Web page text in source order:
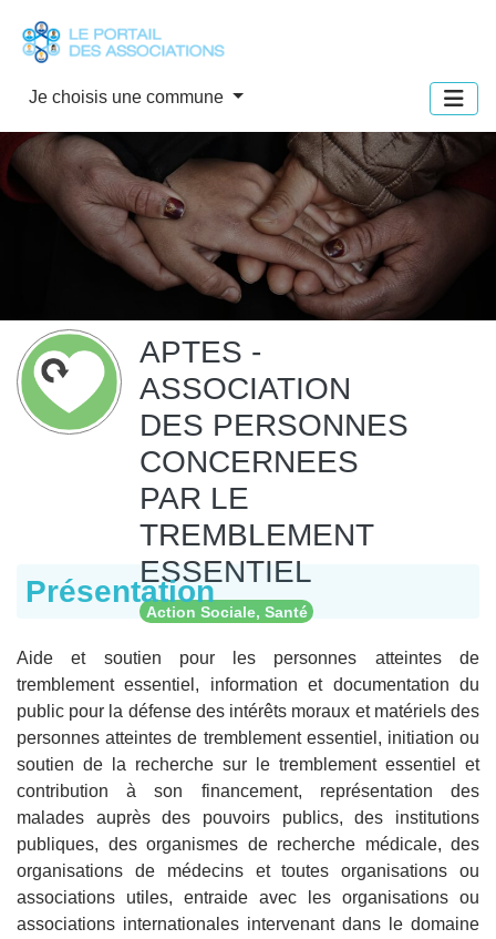
Je choisis une commune
APTES -
ASSOCIATION
DES PERSONNES
CONCERNEES
PAR LE
TREMBLEMENT
ESSENTIEL
Action Sociale, Santé
Présentation
Aide et soutien pour les personnes atteintes de
tremblement essentiel, information et documentation du
public pour la défense des intérêts moraux et matériels des
personnes atteintes de tremblement essentiel, initiation ou
soutien de la recherche sur le tremblement essentiel et
contribution à son financement, représentation des
malades auprès des pouvoirs publics, des institutions
publiques, des organismes de recherche médicale, des
organisations de médecins et toutes organisations ou
associations utiles, entraide avec les organisations ou
associations internationales intervenant dans le domaine